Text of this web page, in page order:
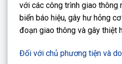
với các công trình giao thông
biển báo hiệu, gây hư hỏng
đoạn giao thông và gây thiệt
Đối với chủ phương tiện và